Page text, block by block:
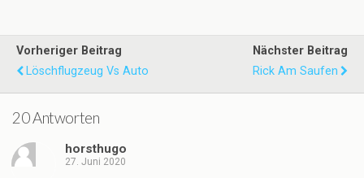
Vorheriger Beitrag
Löschflugzeug Vs Auto
Nächster Beitrag
Rick Am Saufen
20 Antworten
horsthugo
27. Juni 2020